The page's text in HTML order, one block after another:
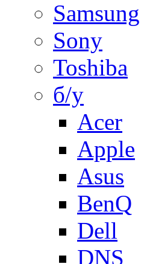
Samsung
Sony
Toshiba
б/у
Acer
Apple
Asus
BenQ
Dell
DNS